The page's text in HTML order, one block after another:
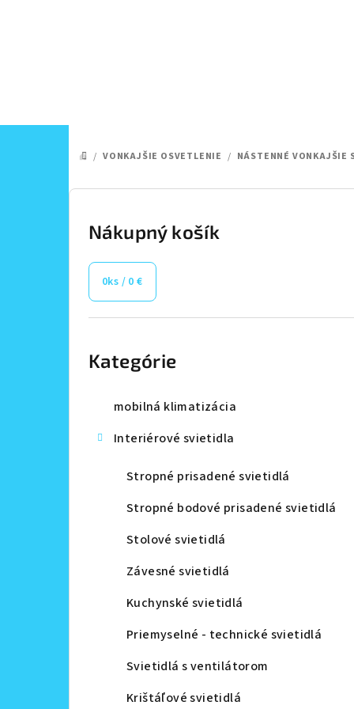
DOMOV
/ VONKAJŠIE OSVETLENIE / NÁSTENNÉ VONKAJŠIE
B
Nákupný košík
0ks / 0 €
Kategórie
mobilná klimatizácia
Interiérové svietidla
Stropné prisadené svietidlá
Stropné bodové prisadené svietidlá
Stolové svietidlá
Závesné svietidlá
Kuchynské svietidlá
Priemyselné - technické svietidlá
Svietidlá s ventilátorom
Krištáľové svietidlá